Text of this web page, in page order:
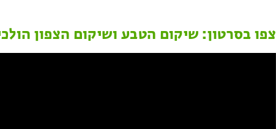
צפו בסרטון: שיקום הטבע ושיקום הצפון